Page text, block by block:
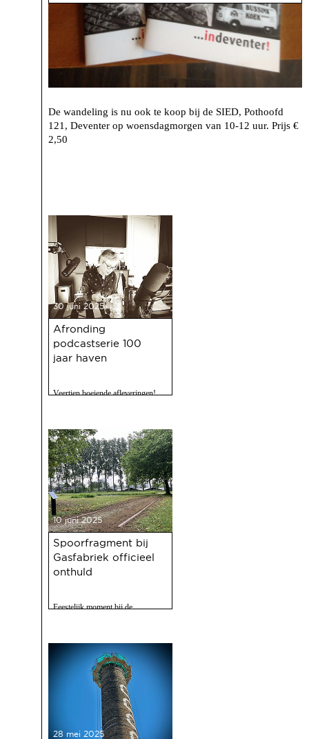
De wandeling is nu ook te koop bij de SIED, Pothoofd
121, Deventer op woensdagmorgen van 10-12 uur. Prijs €
2,50
30 juni 2025
Afronding
podcastserie 100
jaar haven
Veertien boeiende afleveringen!
10 juni 2025
Spoorfragment bij
Gasfabriek officieel
onthuld
Feestelijk moment bij de
28 mei 2025